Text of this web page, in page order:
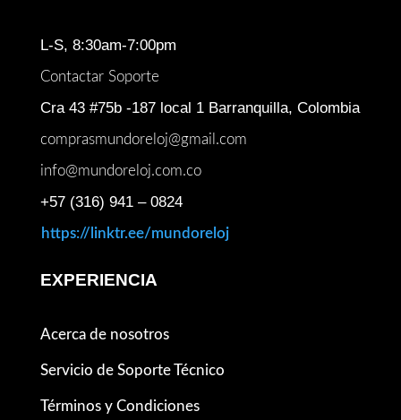
L-S, 8:30am-7:00pm
Contactar Soporte
Cra 43 #75b -187 local 1 Barranquilla, Colombia
comprasmundoreloj@gmail.com
info@mundoreloj.com.co
+57 (316) 941 – 0824
https://linktr.ee/mundoreloj
EXPERIENCIA
Acerca de nosotros
Servicio de Soporte Técnico
Términos y Condiciones